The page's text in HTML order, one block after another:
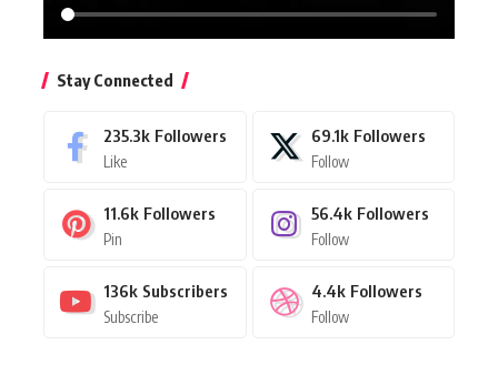
Stay Connected
235.3k Followers
Like
69.1k Followers
Follow
11.6k Followers
Pin
56.4k Followers
Follow
136k Subscribers
Subscribe
4.4k Followers
Follow